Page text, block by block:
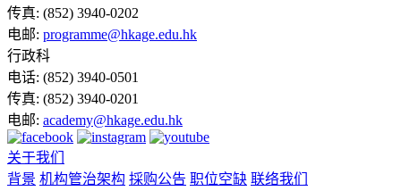
传真: (852) 3940-0202
电邮: programme@hkage.edu.hk
行政科
电话: (852) 3940-0501
传真: (852) 3940-0201
电邮: academy@hkage.edu.hk
关于我们
背景 机构管治架构 採购公告 职位空缺 联络我们